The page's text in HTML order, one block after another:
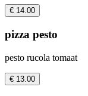
€ 14.00
pizza pesto
pesto rucola tomaat
€ 13.00